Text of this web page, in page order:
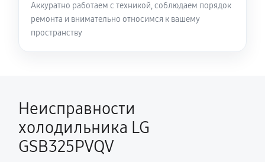
Аккуратно работаем с техникой, соблюдаем порядок
ремонта и внимательно относимся к вашему
пространству
Неисправности
холодильника LG
GSB325PVQV